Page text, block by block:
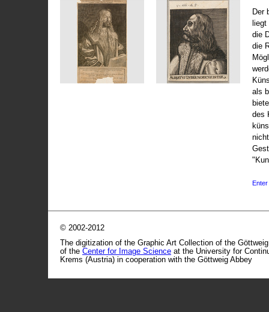
Der
die
die
als
des
Enter
© 2002-2012
The digitization of the Graphic Art Collection of the
of the Center for Image Science at the University for
Krems (Austria) in cooperation with the Göttweig Abbey